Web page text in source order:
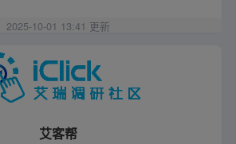
2025-10-01 13:41 更新
艾客帮